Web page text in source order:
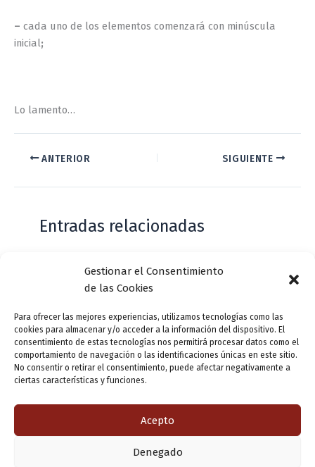
Gestionar el Consentimiento
de las Cookies
Para ofrecer las mejores experiencias, utilizamos tecnologías como las
cookies para almacenar y/o acceder a la información del dispositivo. El
consentimiento de estas tecnologías nos permitirá procesar datos como el
comportamiento de navegación o las identificaciones únicas en este sitio.
No consentir o retirar el consentimiento, puede afectar negativamente a
ciertas características y funciones.
Acepto
Denegado
– cada uno de los elementos comenzará con minúscula
inicial;
Lo lamento…
ANTERIOR SIGUIENTE
Entradas relacionadas
Casa de Zorrilla conmemorarán el 168
aniversario del estreno de Don Juan
Tenorio
Deja un comentario / Actualidad / Por VLLensutinta
Actualidad / Por